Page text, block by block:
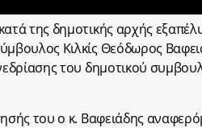
της δημοτικής αρχής
Κιλκίς Θεόδωρος
του δημοτικού
του ο κ. Βαφειάδης